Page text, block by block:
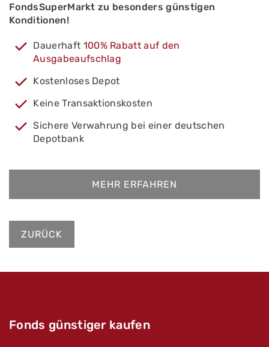
FondsSuperMarkt zu besonders günstigen
Konditionen!
Dauerhaft 100% Rabatt auf den
Ausgabeaufschlag
Kostenloses Depot
Keine Transaktionskosten
Sichere Verwahrung bei einer deutschen
Depotbank
MEHR ERFAHREN
ZURÜCK
Fonds günstiger kaufen